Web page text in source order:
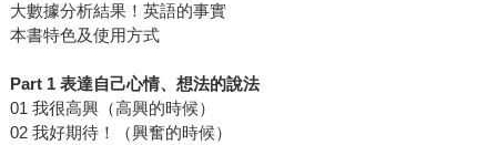
大數據分析結果！英語的事實
本書特色及使用方式
Part 1 表達自己心情、想法的說法
01 我很高興（高興的時候）
02 我好期待！（興奮的時候）